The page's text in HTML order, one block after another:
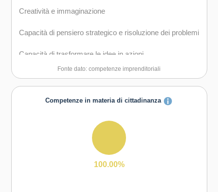
Capacità di gestire il proprio apprendimento e la propria
Creatività e immaginazione
Capacità di pensiero strategico e risoluzione dei problemi
Capacità di trasformare le idee in azioni
Capacità di assumere l'iniziativa
gruppo sia in maniera autonoma
Capacità di comunicare e negoziare efficacemente con
Fonte dato: competenze imprenditoriali
Competenze in materia di cittadinanza
100.00%